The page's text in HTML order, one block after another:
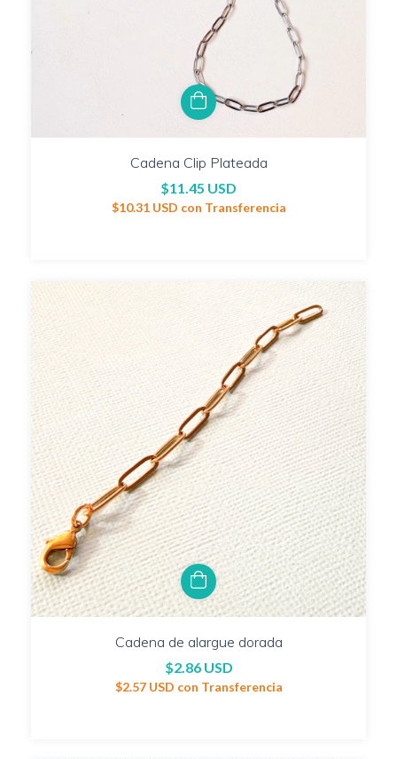
Cadena Clip Plateada
$11.45 USD
$10.31 USD con Transferencia
Cadena de alargue dorada
$2.86 USD
$2.57 USD con Transferencia